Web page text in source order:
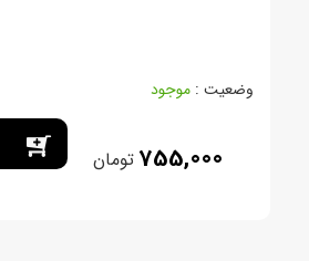
وضعیت : موجود
755,000تومان